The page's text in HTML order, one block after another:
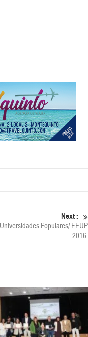
Next :
Populares/ FEUP
2016.